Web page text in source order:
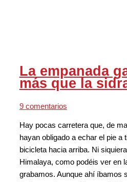
La empanada
más que la
9 comentarios
Hay pocas carretera que, de
hayan obligado a echar el pie a
bicicleta hacia arriba. Ni
Himalaya, como podéis ver en
grabamos. Aunque ahí íbamos